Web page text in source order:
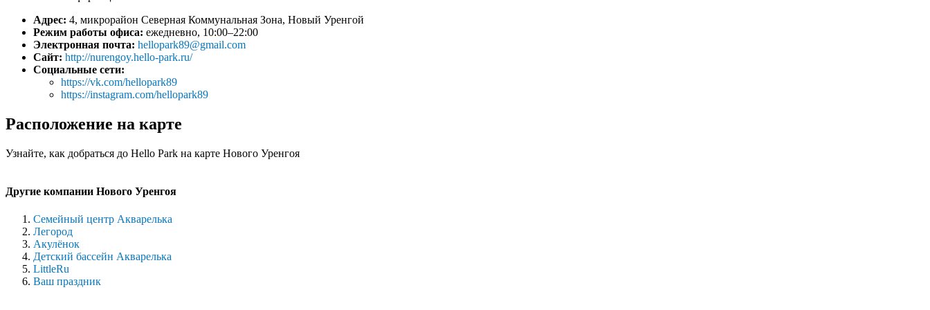
Адрес: 4, микрорайон Северная Коммунальная Зона, Новый Уренгой
Режим работы офиса: ежедневно, 10:00–22:00
Электронная почта: hellopark89@gmail.com
Сайт: http://nurengoy.hello-park.ru/
Социальные сети:
https://vk.com/hellopark89
https://instagram.com/hellopark89
Расположение на карте
Узнайте, как добраться до Hello Park на карте Нового Уренгоя
Другие компании Нового Уренгоя
Семейный центр Акварелька
Легород
Акулёнок
Детский бассейн Акварелька
LittleRu
Ваш праздник